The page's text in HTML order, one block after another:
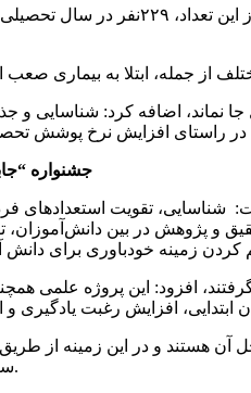
اضافه کرد: شناسایی و
جشنواره
شناسایی، تقویت استعدادهای
و پژوهش در بین
سطح استان، ۶۵هزار نفر زیر پوشش این طرح قرار
هستند و در این زمینه از
سازی و آزمایش برای حل مسئله تلاش می کنند.